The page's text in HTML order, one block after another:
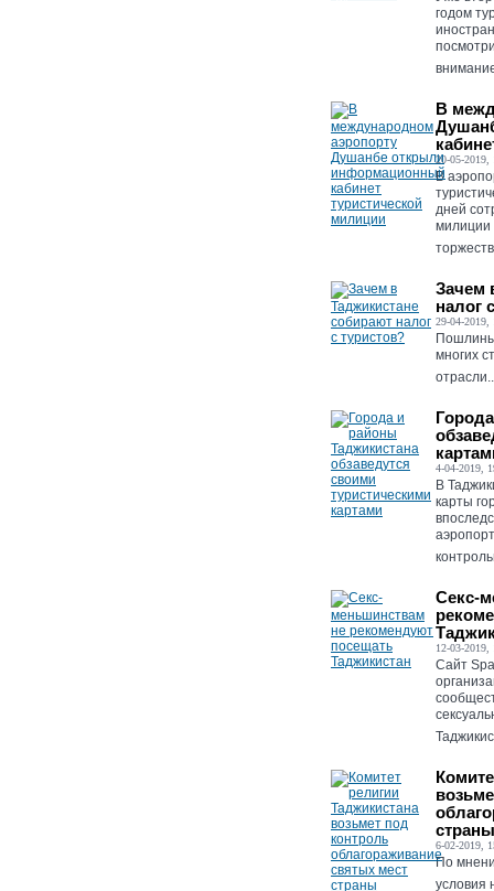
годом
В
20-05-2019,
В
дней
милиции
Зачем
налог
29-04-2019,
Пошлины
многих
4-04-2019,
В
карты
Cекс-
12-03-2019,
Сайт
страны
6-02-2019,
По
условия